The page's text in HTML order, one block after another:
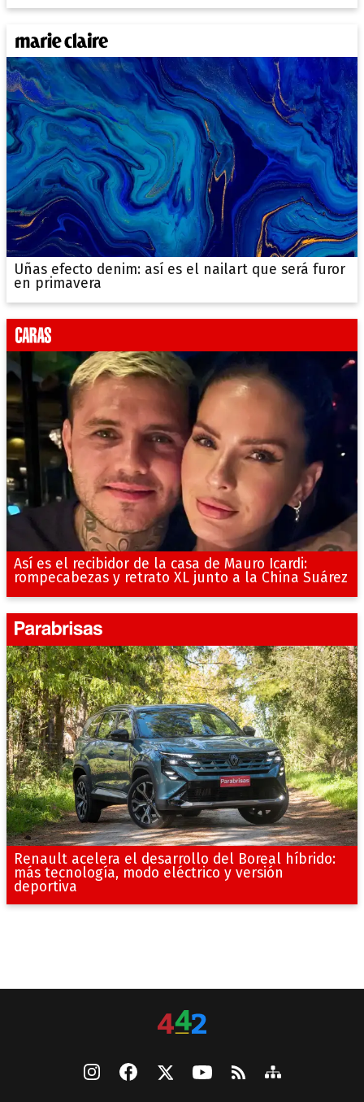
Uñas efecto denim: así es el nailart que será furor
en primavera
Así es el recibidor de la casa de Mauro Icardi:
rompecabezas y retrato XL junto a la China Suárez
Renault acelera el desarrollo del Boreal híbrido:
más tecnología, modo eléctrico y versión
deportiva